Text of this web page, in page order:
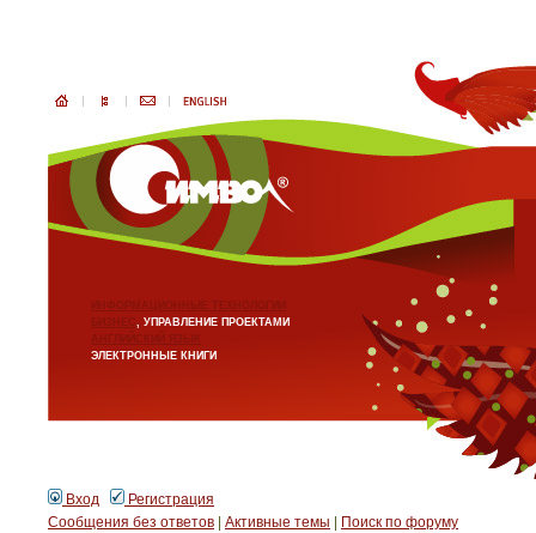
ИНФОРМАЦИОННЫЕ ТЕХНОЛОГИИ
БИЗНЕС, УПРАВЛЕНИЕ ПРОЕКТАМИ
АНГЛИЙСКИЙ ЯЗЫК
ЭЛЕКТРОННЫЕ КНИГИ
Вход
Регистрация
Сообщения без ответов
Активные темы Поиск по форуму